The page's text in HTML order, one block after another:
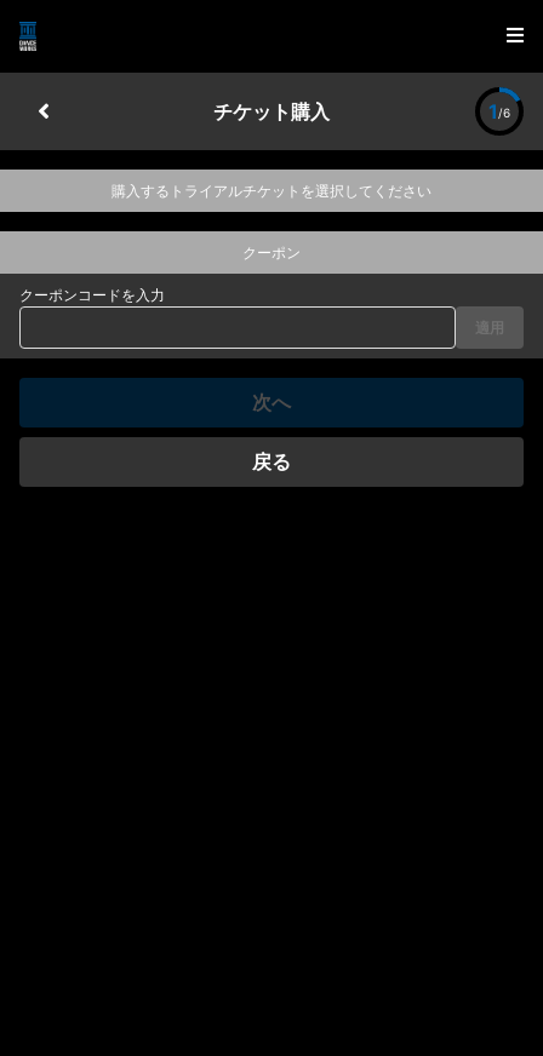
チケット購入 1 /6
購入するトライアルチケットを選択してください
クーポン
クーポンコードを入力
適用
次へ
戻る